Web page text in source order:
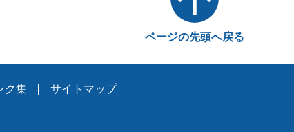
ページの先頭へ戻る
ク集 サイトマップ